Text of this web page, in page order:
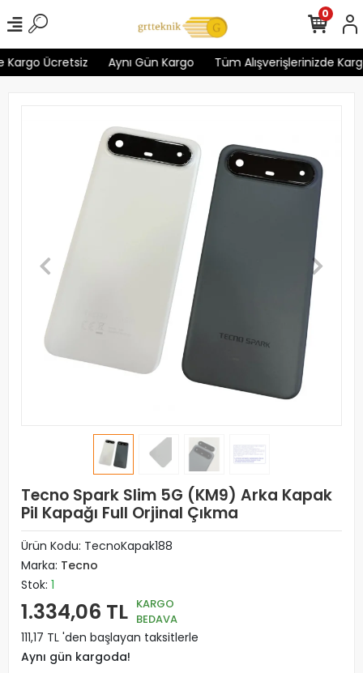
Ücretsiz Aynı Gün Kargo Tüm Alışverişlerinizde
0
Tecno Spark Slim 5G (KM9) Arka Kapak
Pil Kapağı Full Orjinal Çıkma
Ürün Kodu: TecnoKapak188
Marka: Tecno
Stok: 1
1.334,06 TL KARGO
BEDAVA
111,17 TL 'den başlayan taksitlerle
Aynı gün kargoda!